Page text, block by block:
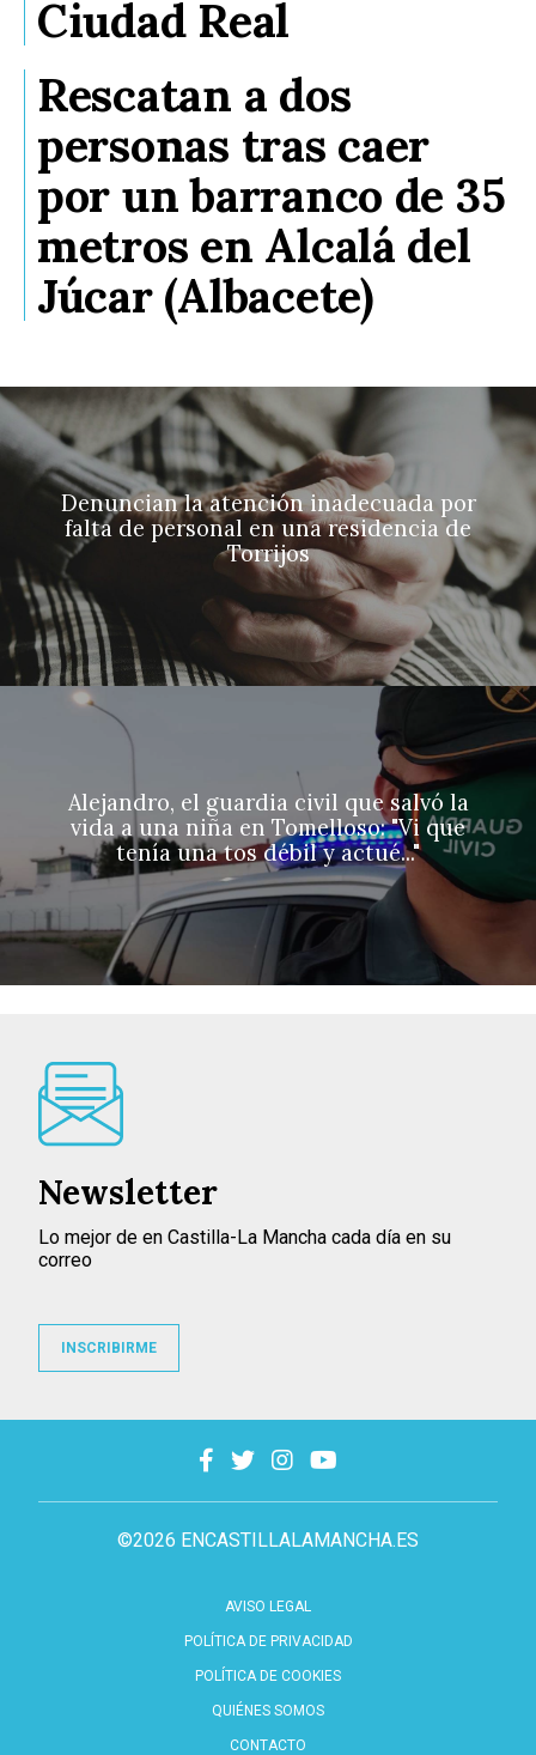
Ciudad Real
Rescatan a dos
personas tras caer
por un barranco de 35
metros en Alcalá del
Júcar (Albacete)
Denuncian la atención inadecuada por
falta de personal en una residencia de
Torrijos
Alejandro, el guardia civil que salvó la
vida a una niña en Tomelloso: "Vi que
tenía una tos débil y actué..."
©2026 ENCASTILLALAMANCHA.ES
AVISO LEGAL
POLÍTICA DE PRIVACIDAD
POLÍTICA DE COOKIES
QUIÉNES SOMOS
CONTACTO
Newsletter
Lo mejor de en Castilla-La Mancha cada día en su
correo
INSCRIBIRME